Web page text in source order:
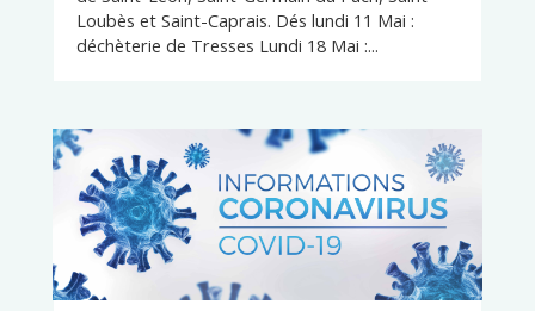
Loubès et Saint-Caprais. Dés lundi 11 Mai :
déchèterie de Tresses Lundi 18 Mai :...